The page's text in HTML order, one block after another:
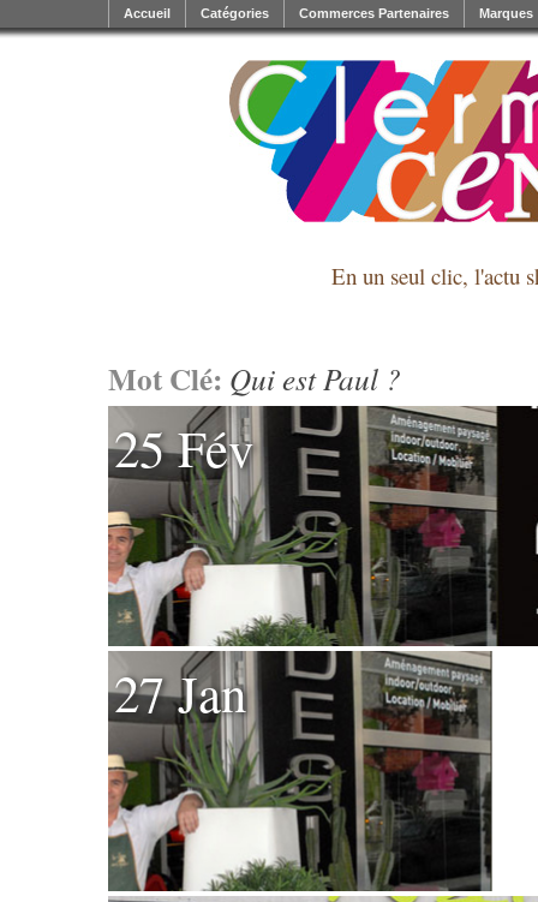
En un seul clic, l'actu
Accueil Catégories Commerces Partenaires Marques
Mot Clé: Qui est Paul ?
25 Fév
27 Jan